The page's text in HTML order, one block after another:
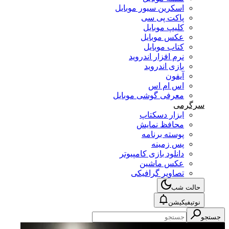
اسکرین سیور موبایل
پاکت پی سی
کلیپ موبایل
عکس موبایل
کتاب موبایل
نرم افزار اندروید
بازی اندروید
آیفون
اس ام اس
معرفی گوشی موبایل
سرگرمی
ابزار دسکتاپ
محافظ نمایش
پوسته برنامه
پس زمینه
دانلود بازی کامپیوتر
عکس ماشین
تصاویر گرافیکی
حالت شب
نوتیفیکیشن
جستجو